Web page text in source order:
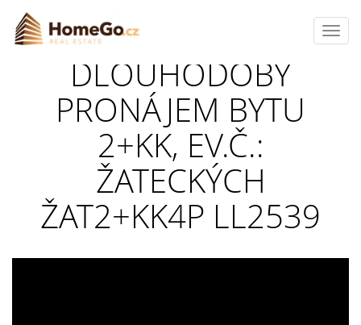
DLOUHODOBÝ
PRONÁJEM BYTU
2+KK, EV.Č.:
ŽATECKÝCH
ŽAT2+KK4P LL2539